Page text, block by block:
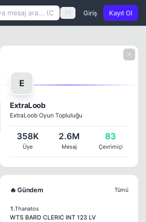
TR Giriş Kayıt Ol
E
ExtraLoob
ExtraLoob Oyun Topluluğu
358K
Üye
2.6M
Mesaj
83
Çevrimiçi
🔥 Gündem Tümü
1.Thanatos
WTS BARD CLERIC INT 123 LV